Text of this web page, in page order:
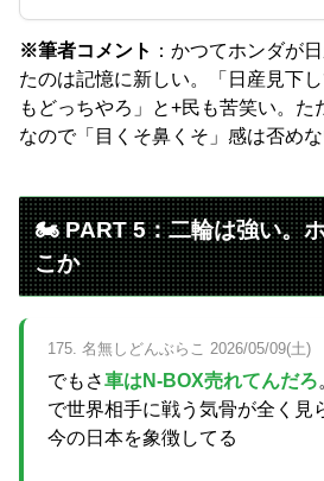
※筆者コメント ：かつてホンダが
たのは記憶に新しい。「日産見下
もどっちやろ」と+民も苦笑い。
なので「目くそ鼻くそ」感は否めな
🏍️ PART 5：二輪は強い。
こか
175. 名無しどんぶらこ 2026/05/09(土)
でもさ車はN-BOX売れてんだろ
で世界相手に戦う気骨が全く見
今の日本を象徴してる